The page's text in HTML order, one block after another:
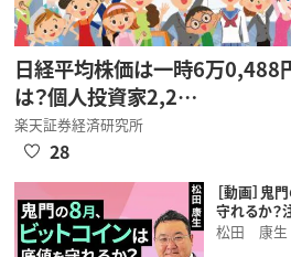
日経平均株価は一時6万0,488
は？個人投資家2,2…
楽天証券経済研究所
28
［動画］鬼
守れるか？
松田 康生